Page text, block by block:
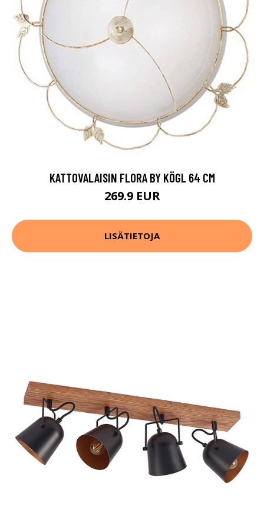
KATTOVALAISIN FLORA BY KÖGL 64 CM
269.9 EUR
LISÄTIETOJA